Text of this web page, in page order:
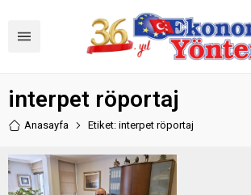
interpet röportaj
Anasayfa Etiket: interpet röportaj